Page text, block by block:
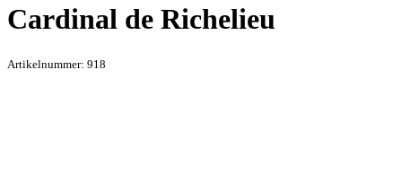
Cardinal de Richelieu
Artikelnummer: 918